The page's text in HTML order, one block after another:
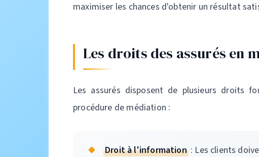
maximiser les chances d'obtenir un résultat
Les droits des assurés en
Les assurés disposent de plusieurs droits
procédure de médiation :
Droit à l'information: Les clients